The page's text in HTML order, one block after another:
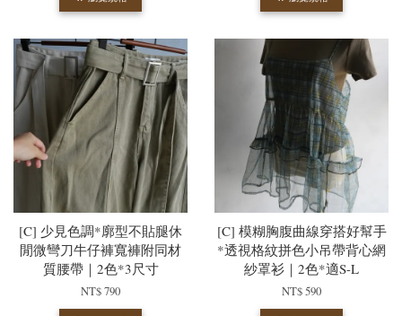
[C] 少見色調*廓型不貼腿休
閒微彎刀牛仔褲寬褲附同材
質腰帶｜2色*3尺寸
NT$ 790
[C] 模糊胸腹曲線穿搭好幫手
*透視格紋拼色小吊帶背心網
紗罩衫｜2色*適S-L
NT$ 590